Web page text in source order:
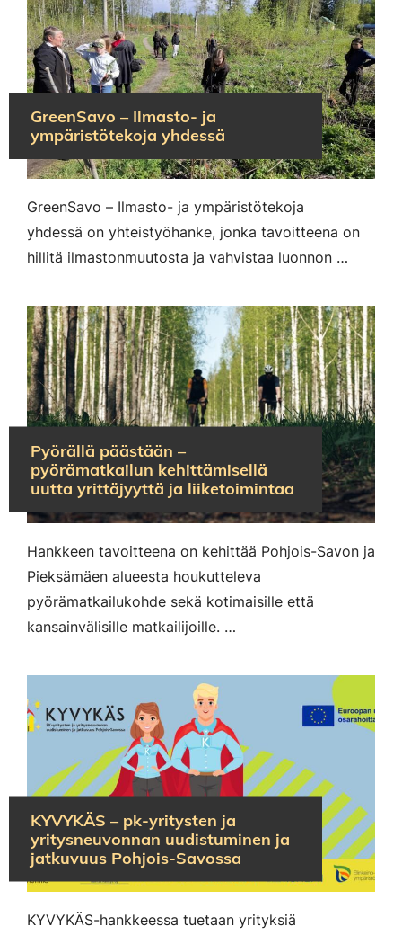
GreenSavo – Ilmasto- ja
ympäristötekoja yhdessä
GreenSavo – Ilmasto- ja ympäristötekoja
yhdessä on yhteistyöhanke, jonka tavoitteena on
hillitä ilmastonmuutosta ja vahvistaa luonnon …
Pyörällä päästään –
pyörämatkailun kehittämisellä
uutta yrittäjyyttä ja liiketoimintaa
Hankkeen tavoitteena on kehittää Pohjois-Savon ja
Pieksämäen alueesta houkutteleva
pyörämatkailukohde sekä kotimaisille että
kansainvälisille matkailijoille. …
KYVYKÄS – pk-yritysten ja
yritysneuvonnan uudistuminen ja
jatkuvuus Pohjois-Savossa
KYVYKÄS-hankkeessa tuetaan yrityksiä